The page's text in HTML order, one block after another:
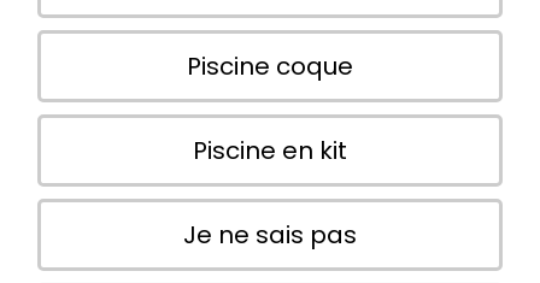
Piscine coque
Piscine en kit
Je ne sais pas